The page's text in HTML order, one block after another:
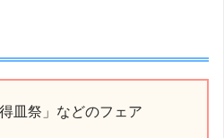
皿祭」などのフェア